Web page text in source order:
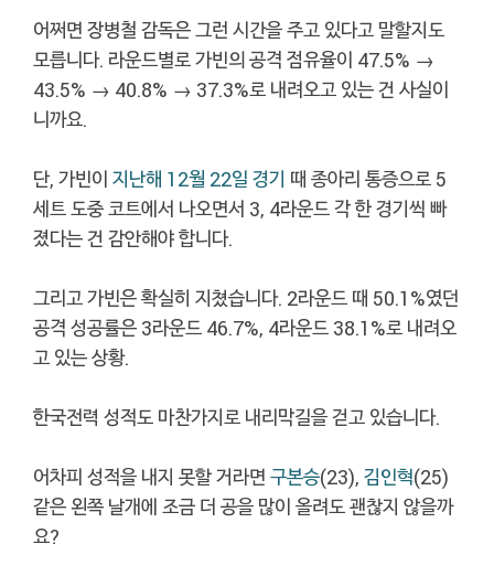
어쩌면 장병철 감독은 그런 시간을 주고 있다고 말할지도
모릅니다. 라운드별로 가빈의 공격 점유율이 47.5% →
43.5% → 40.8% → 37.3%로 내려오고 있는 건 사실이
니까요.
단, 가빈이 지난해 12월 22일 경기 때 종아리 통증으로 5
세트 도중 코트에서 나오면서 3, 4라운드 각 한 경기씩 빠
졌다는 건 감안해야 합니다.
그리고 가빈은 확실히 지쳤습니다. 2라운드 때 50.1%였던
공격 성공률은 3라운드 46.7%, 4라운드 38.1%로 내려오
고 있는 상황.
한국전력 성적도 마찬가지로 내리막길을 걷고 있습니다.
어차피 성적을 내지 못할 거라면 구본승(23), 김인혁(25)
같은 왼쪽 날개에 조금 더 공을 많이 올려도 괜찮지 않을까
요?